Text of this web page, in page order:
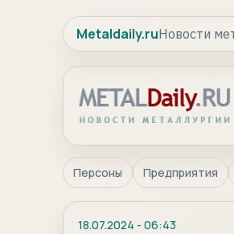
Metaldaily.ruНовости
Персоны Предприятия
18.07.2024 - 06:43